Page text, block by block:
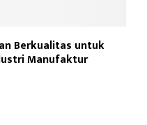
Berkualitas untuk
Manufaktur